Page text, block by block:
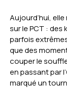
Aujourd’hui,
sur le PCT :
parfois
que des
couper le
en passant par
marqué un